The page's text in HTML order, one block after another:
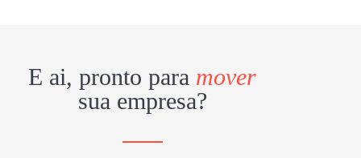
E ai, pronto para mover
sua empresa?